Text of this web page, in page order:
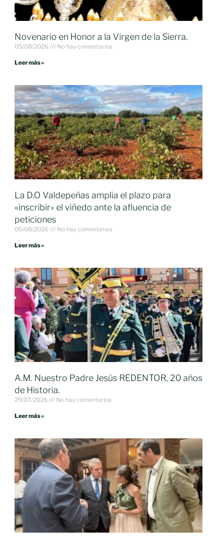
Novenario en Honor a la Virgen de la Sierra.
05/08/2026 No hay comentarios
Leer más »
La D.O Valdepeñas amplia el plazo para
«inscribir» el viñedo ante la afluencia de
peticiones
05/08/2026 No hay comentarios
Leer más »
A.M. Nuestro Padre Jesús REDENTOR, 20 años
de Historia.
29/07/2026 No hay comentarios
Leer más »